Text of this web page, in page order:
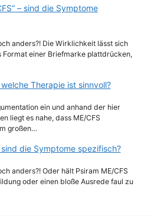
– sind die Symptome
anders?! Die Wirklichkeit lässt sich
Format einer Briefmarke plattdrücken,
welche Therapie ist sinnvoll?
ein und anhand der hier
liegt es nahe, dass ME/CFS
großen…
sind die Symptome spezifisch?
anders?! Oder hält Psiram ME/CFS
oder einen bloße Ausrede faul zu